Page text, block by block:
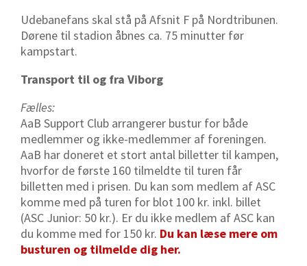
Udebanefans skal stå på Afsnit F på Nordtribunen.
Dørene til stadion åbnes ca. 75 minutter før
kampstart.
Transport til og fra Viborg
Fælles:
AaB Support Club arrangerer bustur for både
medlemmer og ikke-medlemmer af foreningen.
AaB har doneret et stort antal billetter til kampen,
hvorfor de første 160 tilmeldte til turen får
billetten med i prisen. Du kan som medlem af ASC
komme med på turen for blot 100 kr. inkl. billet
(ASC Junior: 50 kr.). Er du ikke medlem af ASC kan
du komme med for 150 kr. Du kan læse mere om
busturen og tilmelde dig her.